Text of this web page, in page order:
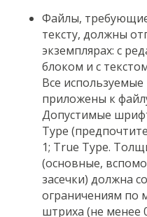
Файлы,
тексту, должны
экземплярах: с
блоком и с
Все
приложены к
Допустимые
Type
1; True Type.
(основные,
засечки) должна
ограничениям по
штриха (не менее